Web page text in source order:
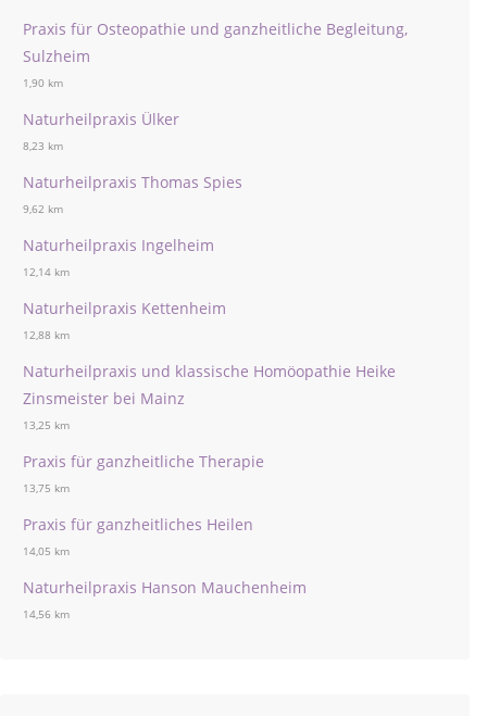
Praxis für Osteopathie und ganzheitliche Begleitung,
Sulzheim
1,90 km
Naturheilpraxis Ülker
8,23 km
Naturheilpraxis Thomas Spies
9,62 km
Naturheilpraxis Ingelheim
12,14 km
Naturheilpraxis Kettenheim
12,88 km
Naturheilpraxis und klassische Homöopathie Heike
Zinsmeister bei Mainz
13,25 km
Praxis für ganzheitliche Therapie
13,75 km
Praxis für ganzheitliches Heilen
14,05 km
Naturheilpraxis Hanson Mauchenheim
14,56 km